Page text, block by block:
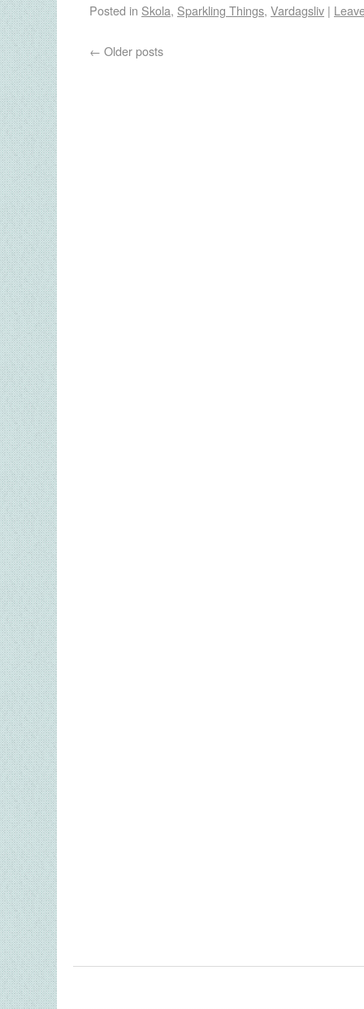
Posted in Skola, Sparkling Things, Vardagsliv |
← Older posts